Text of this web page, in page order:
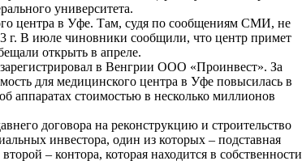
университета.
центра в Уфе. Там, судя по сообщениям СМИ, не
г. В июле чиновники сообщили, что центр примет
открыть в апреле.
в Венгрии ООО «Проинвест». За
для медицинского центра в Уфе повысилась в
аппаратах стоимостью в несколько миллионов
договора на реконструкцию и строительство
инвестора, один из которых – подставная
– контора, которая находится в собственности